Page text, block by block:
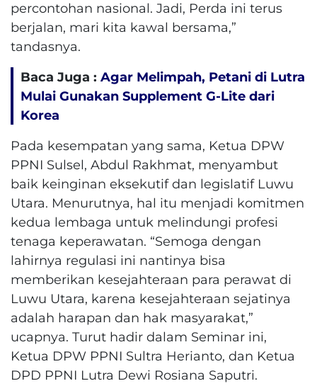
percontohan nasional. Jadi, Perda ini terus
berjalan, mari kita kawal bersama,”
tandasnya.
Baca Juga : Agar Melimpah, Petani di Lutra
Mulai Gunakan Supplement G-Lite dari
Korea
Pada kesempatan yang sama, Ketua DPW
PPNI Sulsel, Abdul Rakhmat, menyambut
baik keinginan eksekutif dan legislatif Luwu
Utara. Menurutnya, hal itu menjadi komitmen
kedua lembaga untuk melindungi profesi
tenaga keperawatan. “Semoga dengan
lahirnya regulasi ini nantinya bisa
memberikan kesejahteraan para perawat di
Luwu Utara, karena kesejahteraan sejatinya
adalah harapan dan hak masyarakat,”
ucapnya. Turut hadir dalam Seminar ini,
Ketua DPW PPNI Sultra Herianto, dan Ketua
DPD PPNI Lutra Dewi Rosiana Saputri.